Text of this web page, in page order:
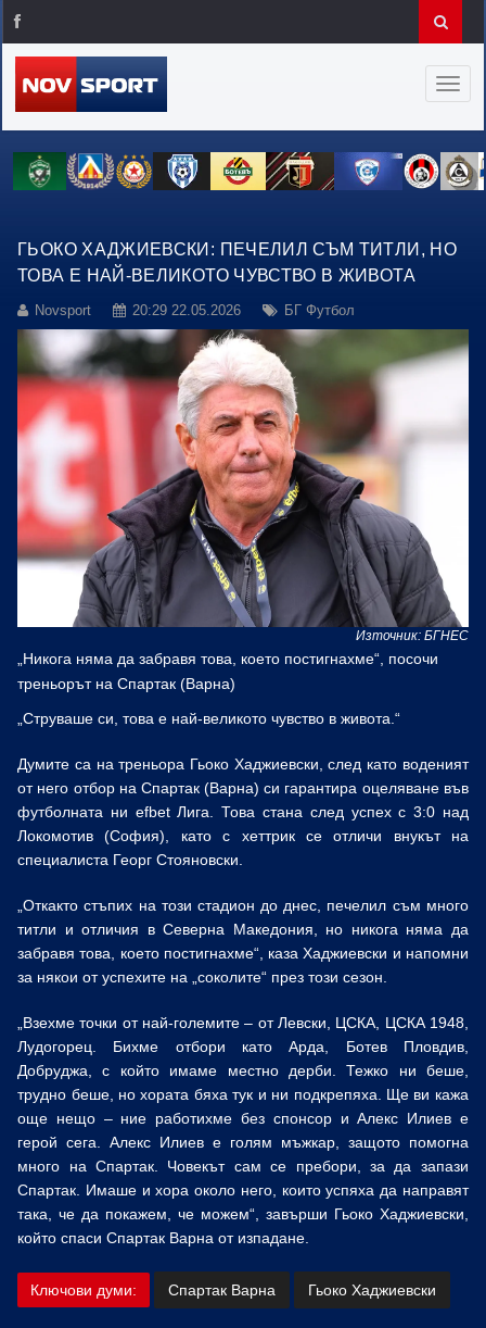
ГЬОКО ХАДЖИЕВСКИ: ПЕЧЕЛИЛ СЪМ ТИТЛИ, НО
ТОВА Е НАЙ-ВЕЛИКОТО ЧУВСТВО В ЖИВОТА
Novsport 20:29 22.05.2026 БГ Футбол
Източник: БГНЕС
„Никога няма да забравя това, което постигнахме“, посочи
треньорът на Спартак (Варна)
„Струваше си, това е най-великото чувство в живота.“
Думите са на треньора Гьоко Хаджиевски, след като воденият
от него отбор на Спартак (Варна) си гарантира оцеляване във
футболната ни efbetЛига. Това стана след успех с 3:0 над
Локомотив (София), като с хеттрик се отличи внукът на
специалиста Георг Стояновски.
„Откакто стъпих на този стадион до днес, печелил съм много
титли и отличия в Северна Македония, но никога няма да
забравя това, което постигнахме“, каза Хаджиевски и напомни
за някои от успехите на „соколите“ през този сезон.
„Взехме точки от най-големите – от Левски, ЦСКА, ЦСКА 1948,
Лудогорец. Бихме отбори като Арда, Ботев Пловдив,
Добруджа, с който имаме местно дерби. Тежко ни беше,
трудно беше, но хората бяха тук и ни подкрепяха. Ще ви кажа
още нещо – ние работихме без спонсор и Алекс Илиев е
герой сега. Алекс Илиев е голям мъжкар, защото помогна
много на Спартак. Човекът сам се пребори, за да запази
Спартак. Имаше и хора около него, които успяха да направят
така, че да покажем, че можем“, завърши Гьоко Хаджиевски,
който спаси Спартак Варна от изпадане.
Ключови думи: Спартак Варна Гьоко Хаджиевски